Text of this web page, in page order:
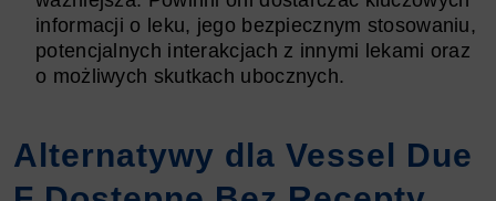
informacji o leku, jego bezpiecznym stosowaniu,
potencjalnych interakcjach z innymi lekami oraz
o możliwych skutkach ubocznych.
Alternatywy dla Vessel Due